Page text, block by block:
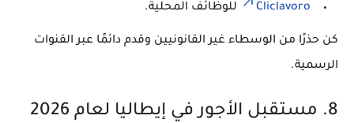
Cliclavoro للوظائف المحلية.
كن حذرًا من الوسطاء غير القانونيين وقدم دائمًا عبر القنوات
الرسمية.
8. مستقبل الأجور في إيطاليا لعام 2026